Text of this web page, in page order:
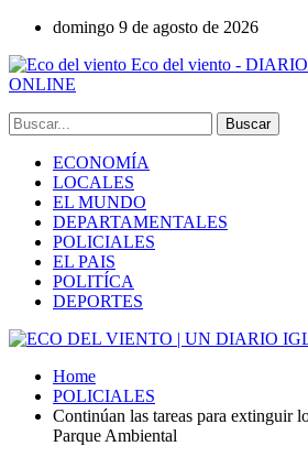
domingo 9 de agosto de 2026
Eco del viento -
ONLINE
ECONOMÍA
LOCALES
EL MUNDO
DEPARTAMENTALES
POLICIALES
EL PAIS
POLITÍCA
DEPORTES
Home
POLICIALES
Continúan las tareas para extinguir
Parque Ambiental